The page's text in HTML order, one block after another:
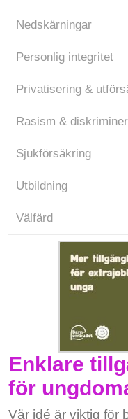
Nedskärningar
Personlig integritet
Privatisering &
Rasism &
Sjukförsäkring
Utbildning
Välfärd
Enklare
för
Vår idé är viktig för